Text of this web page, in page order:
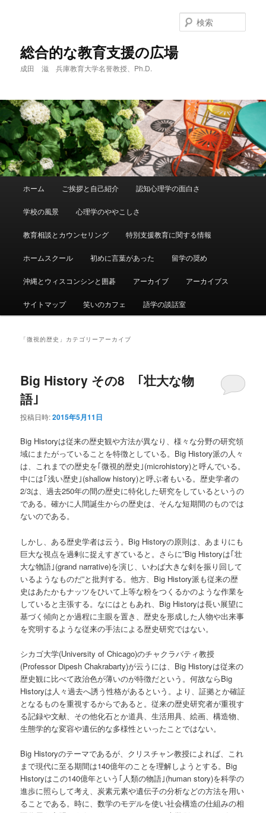
へ
移
動
移
動
総合的な教育支援の広場
成田 滋 兵庫教育大学名誉教授、Ph.D.
索
ホーム ご挨拶と自己紹介 認知心理学の面白さ
学校の風景 心理学のややこしさ
教育相談とカウンセリング 特別支援教育に関する情報
ホームスクール 初めに言葉があった 留学の奨め
沖縄とウィスコンシンと囲碁 アーカイブ アーカイブス
サイトマップ 笑いのカフェ 語学の談話室
「微視的歴史 」カテゴリーアーカイブ
Big History その8 ｢壮大な物
語｣
投稿日時:2015年5月11日
Big Historyは従来の歴史観や方法が異なり、様々な分野の研究領
域にまたがっていることを特徴としている。Big History派の人々
は、これまでの歴史を｢微視的歴史｣(microhistory)と呼んでいる。
中には｢浅い歴史｣(shallow history)と呼ぶ者もいる。歴史学者の
2/3は、過去250年の間の歴史に特化した研究をしているというの
である。確かに人間誕生からの歴史は、そんな短期間のものでは
ないのである。
しかし、ある歴史学者は云う。Big Historyの原則は、あまりにも
巨大な視点を過剰に捉えすぎていると。さらに”Big Historyは｢壮
大な物語｣(grand narrative)を演じ、いわば大きな剣を振り回して
いるようなものだ”と批判する。他方、Big History派も従来の歴
史はあたかもナッツをひいて上等な粉をつくるかのような作業を
していると主張する。なにはともあれ、Big Historyは長い展望に
基づく傾向とか過程に主眼を置き、歴史を形成した人物や出来事
を究明するような従来の手法による歴史研究ではない。
シカゴ大学(University of Chicago)のチャクラバティ教授
(Professor Dipesh Chakrabarty)が云うには、Big Historyは従来の
歴史観に比べて政治色が薄いのが特徴だという。何故ならBig
Historyは人々過去へ誘う性格があるという。より、証拠とか確証
となるものを重視するからであると。従来の歴史研究者が重視す
る記録や文献、その他化石とか道具、生活用具、絵画、構造物、
生態学的な変容や遺伝的な多様性といったことではない。
Big Historyのテーマであるが、クリスチャン教授によれば、これ
まで現代に至る期間は140億年のことを理解しようとする。Big
Historyはこの140億年という｢人類の物語｣(human story)を科学の
進歩に照らして考え、炭素元素や遺伝子の分析などの方法を用い
ることである。時に、数学のモデルを使い社会構造の仕組みの相